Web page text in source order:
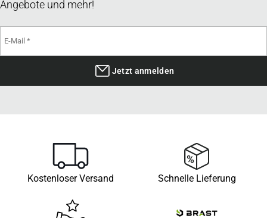
Angebote und mehr!
Jetzt anmelden
Kostenloser Versand Schnelle Lieferung